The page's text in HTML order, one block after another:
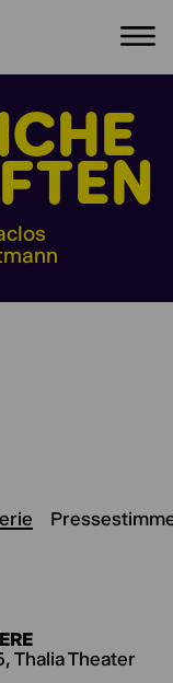
Thalia Theater